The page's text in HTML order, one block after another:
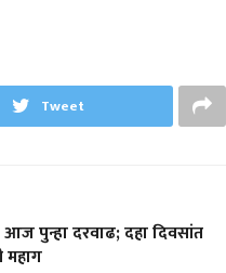
Tweet
पुन्हा दरवाढ; दहा दिवसांत
महाग